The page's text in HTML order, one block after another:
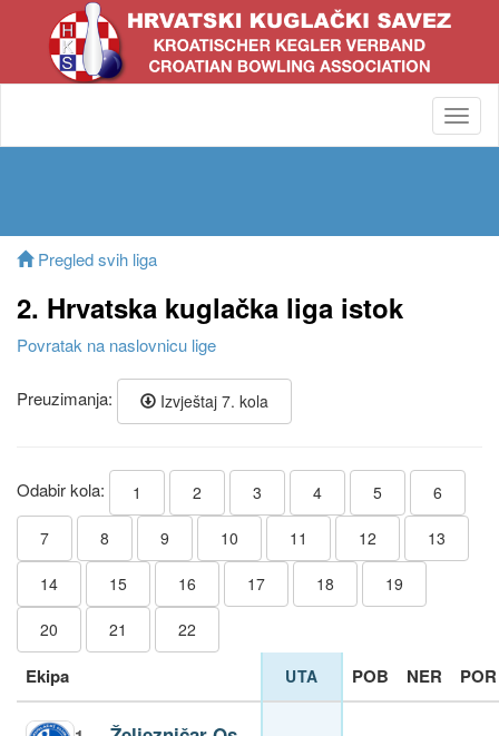
Pregled svih liga
2. Hrvatska kuglačka liga istok
Povratak na naslovnicu lige
Preuzimanja: Izvještaj 7. kola
Odabir kola: 1 2 3 4 5 6
7 8 9 10 11 12 13
14 15 16 17 18 19
20 21 22
Ekipa UTA POB NER POR